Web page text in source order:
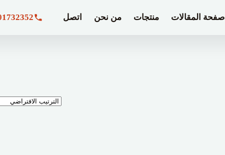
صفحة المقالات منتجات من نحن اتصل